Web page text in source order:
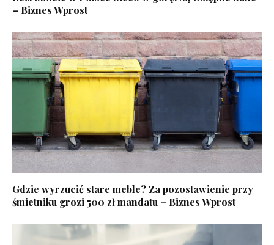
– Biznes Wprost
Gdzie wyrzucić stare meble? Za pozostawienie przy
śmietniku grozi 500 zł mandatu – Biznes Wprost